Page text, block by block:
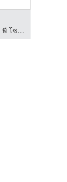
รับผลิตเครื่องล้างระบบอัลตร้าโซนิค - พี โซนิค แอนด์ เอนจิเนียริ่ง